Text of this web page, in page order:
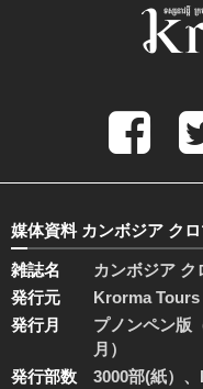
媒体資料 カンボジア ク
雑誌名
カンボジア ク
発行元
Krorma
発行月
プノンペン版
月）
発行部数
3000部(紙）